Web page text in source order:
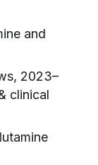
and
2023–
clinical